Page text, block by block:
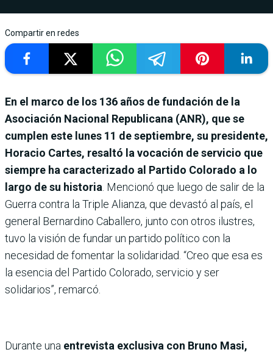
Compartir en redes
En el marco de los 136 años de fundación de la
Asociación Nacional Republicana (ANR), que se
cumplen este lunes 11 de septiembre, su presidente,
Horacio Cartes, resaltó la vocación de servicio que
siempre ha caracterizado al Partido Colorado a lo
largo de su historia . Mencionó que luego de salir de la
Guerra contra la Triple Alianza, que devastó al país, el
general Bernardino Caballero, junto con otros ilustres,
tuvo la visión de fundar un partido político con la
necesidad de fomentar la solidaridad. “Creo que esa es
la esencia del Partido Colorado, servicio y ser
solidarios”, remarcó.
Durante una entrevista exclusiva con Bruno Masi,